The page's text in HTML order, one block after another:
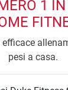
1
efficace
pesi a casa.